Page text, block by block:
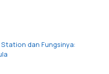
dan Fungsinya: